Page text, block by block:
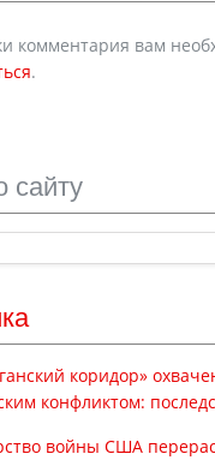
комментария вам
.
сайту
коридор»
конфликтом:
войны США